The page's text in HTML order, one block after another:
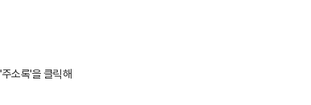
소록'을 클릭해